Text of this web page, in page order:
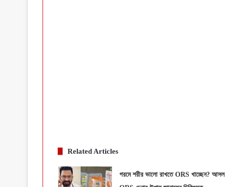
Related Articles
গরমে শরীর ভালো রাখতে ORS খাচ্ছেন? আসল